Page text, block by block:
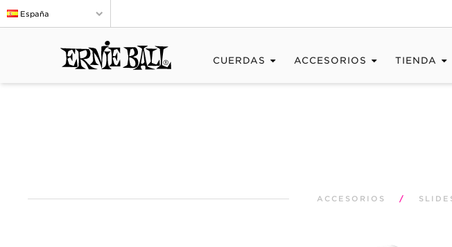
España
CUERDAS ACCESORIOS TIENDA
ACCESORIOS /